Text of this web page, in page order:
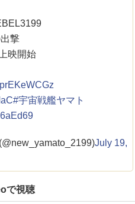
撃
映開始
#宇宙戦艦ヤマト
July 19,
で視聴